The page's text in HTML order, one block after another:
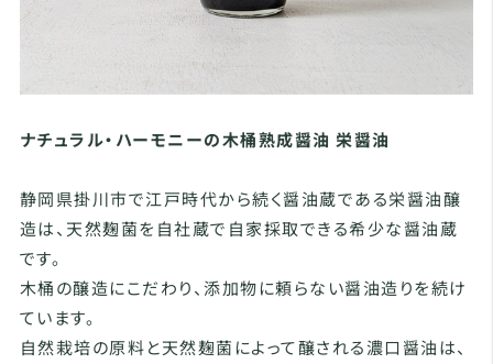
ナチュラル・ハーモニーの木桶熟成醤油 栄醤油
静岡県掛川市で江戸時代から続く醤油蔵である栄醤油醸
造は、天然麹菌を自社蔵で自家採取できる希少な醤油蔵
です。
木桶の醸造にこだわり、添加物に頼らない醤油造りを続け
ています。
自然栽培の原料と天然麹菌によって醸される濃口醤油は、